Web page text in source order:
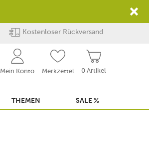
Kostenloser Rückversand
0 Artikel
Mein Konto Merkzettel
THEMEN SALE %